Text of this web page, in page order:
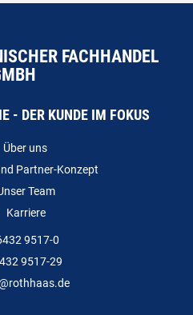
FACHHANDEL
- DER KUNDE IM FOKUS
Über uns
Partner-Konzept
Team
Karriere
9517-0
9517-29